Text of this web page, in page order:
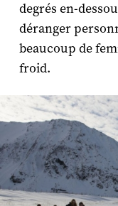
degrés en-
déranger
beaucoup de
froid.